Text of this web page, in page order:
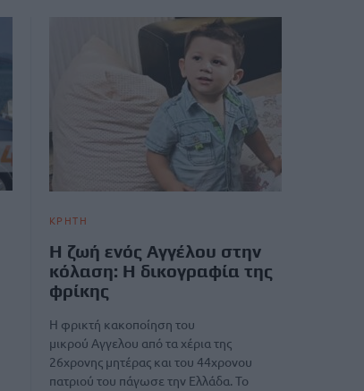
ΚΡΗΤΗ
Η ζωή ενός Αγγέλου στην
κόλαση: Η δικογραφία της
φρίκης
Η φρικτή κακοποίηση του
μικρού Αγγελου από τα χέρια της
26χρονης μητέρας και του 44χρονου
πατριού του πάγωσε την Ελλάδα. Το